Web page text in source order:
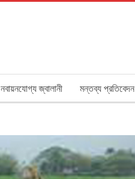
নবায়নযোগ্য জ্বালানী মন্তব্য প্রতিবেদন